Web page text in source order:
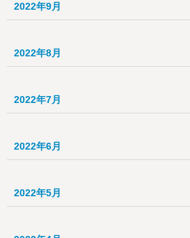
2022年9月
2022年8月
2022年7月
2022年6月
2022年5月